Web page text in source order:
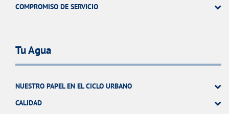
COMPROMISO DE SERVICIO
Tu Agua
NUESTRO PAPEL EN EL CICLO URBANO
CALIDAD